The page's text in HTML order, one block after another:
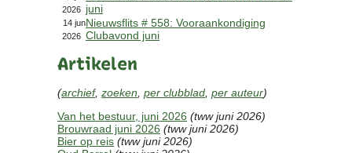
2026 juni
14 jun
2026
Nieuwsflits # 558: Vooraankondiging
Clubavond juni
Artikelen
(archief, zoeken per clubblad per auteur)
Van het bestuur, juni 2026 (tww juni 2026)
Brouwraad juni 2026 (tww juni 2026)
Bier op reis (tww juni 2026)
Nieuwsflitsen
Video
Inloggen